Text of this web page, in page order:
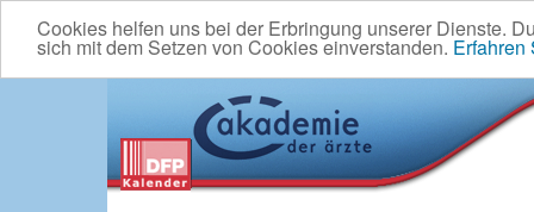
Cookies helfen uns bei der Erbringung unserer Dienste.
sich mit dem Setzen von Cookies einverstanden. Erfahren